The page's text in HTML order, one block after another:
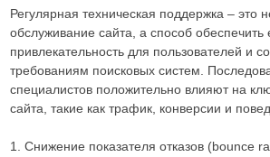
Регулярная техническая поддержка – это
обслуживание сайта, а способ обеспечить
привлекательность для пользователей и
требованиям поисковых систем.
специалистов положительно влияют на
сайта, такие как трафик, конверсии и
1. Снижение показателя отказов (bounce